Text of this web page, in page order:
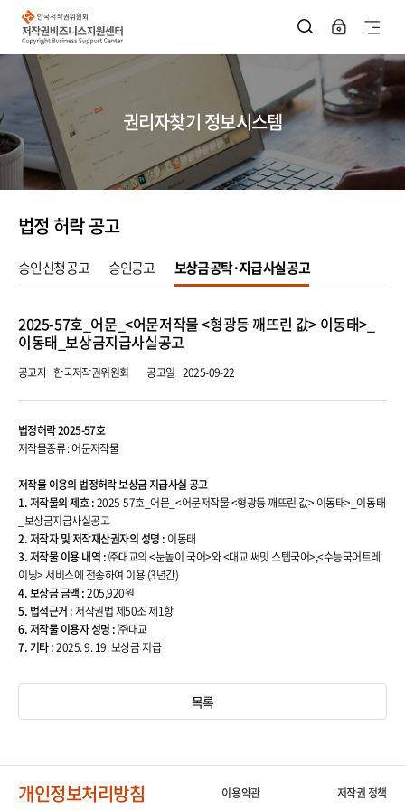
한
국
저
작
권
위
회
권
비
즈
니
스
원
센
사
이
트
지
도
열
권리자찾기 정보시스템
법정 허락 공고
승인 신청 공고 승인공고 보상금 공탁·지급 사실 공고
승
인
신
공
목
상
세
보
의
제
목
,
공
고
자
,
공
고
일
,
내
보
제
다
2025-57호_어문_<어문저작물 <형광등 깨뜨린 값> 이동태>_
이동태_보상금지급사실공고
공고자 한국저작권위원회 공고일 2025-09-22
법정허락 2025-57호
저작물종류 : 어문저작물
저작물 이용의 법정허락 보상금 지급사실 공고
1. 저작물의 제호 :2025-57호_어문_<어문저작물 <형광등 깨뜨린 값> 이동태>_이동태
_보상금지급사실공고
2. 저작자 및 저작재산권자의 성명 : 이동태
3. 저작물 이용 내역 :㈜대교의 <눈높이 국어>와 <대교 써밋 스텝국어>,<수능국어트레
이닝> 서비스에 전송하여 이용 (3년간)
4. 보상금 금액 :205,920원
5. 법적근거 :저작권법 제50조 제1항
6. 저작물 이용자 성명 :㈜대교
7. 기타 :2025. 9. 19. 보상금 지급
목록
개인정보처리방침 이용약관 저작권 정책